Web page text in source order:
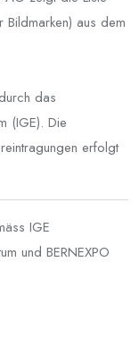
aus dem
das
(IGE). Die
erfolgt
IGE
und BERNEXPO